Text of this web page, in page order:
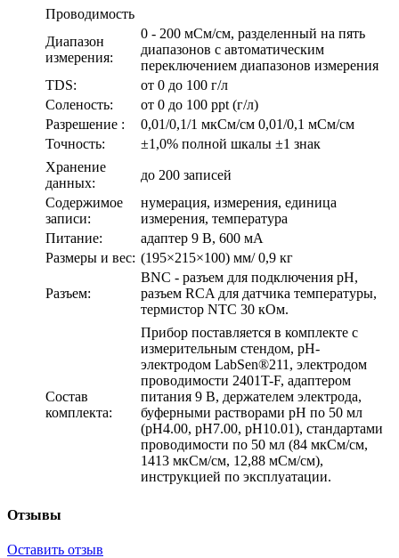
Проводимость
Диапазон
измерения:
0 - 200 мСм/см, разделенный на пять
диапазонов с автоматическим
переключением диапазонов измерения
TDS:
от 0 до 100 г/л
Соленость:
от 0 до 100 ppt (г/л)
Разрешение :
0,01/0,1/1 мкСм/см 0,01/0,1 мСм/см
Точность:
±1,0% полной шкалы ±1 знак
Хранение
данных:
до 200 записей
Содержимое
записи:
нумерация, измерения, единица
измерения, температура
Питание:
адаптер 9 В, 600 мА
Размеры и вес: (195×215×100) мм/ 0,9 кг
Разъем:
BNC - разъем для подключения pH,
разъем RCA для датчика температуры,
термистор NTC 30 кОм.
Состав
комплекта:
Прибор поставляется в комплекте с
измерительным стендом, pH-
электродом LabSen®211, электродом
проводимости 2401T-F, адаптером
питания 9 В, держателем электрода,
буферными растворами pH по 50 мл
(рН4.00, рН7.00, рН10.01), стандартами
проводимости по 50 мл (84 мкСм/см,
1413 мкСм/см, 12,88 мСм/см),
инструкцией по эксплуатации.
Отзывы
Оставить отзыв